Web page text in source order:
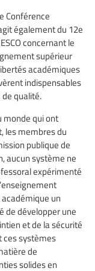
Conférence
également du 12e
concernant le
supérieur
académiques
indispensables
de qualité.
monde qui ont
les membres du
publique de
aucun système ne
expérimenté
un
de développer une
et de la sécurité
ces systèmes
de
solides en